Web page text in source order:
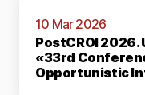
10 Mar 2026
PostCROI 2026.
«33rd
Opportunistic